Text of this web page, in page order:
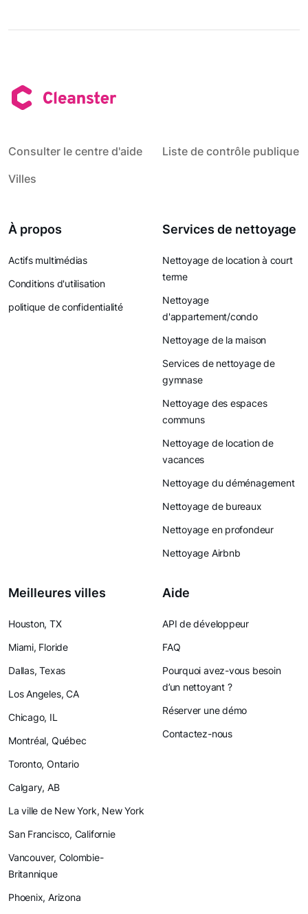
Consulter le centre d'aide
Liste de contrôle publique
Villes
À propos
Actifs multimédias
Conditions d'utilisation
politique de confidentialité
Services de nettoyage
Nettoyage de location à court
terme
Nettoyage
d'appartement/condo
Nettoyage de la maison
Services de nettoyage de
gymnase
Nettoyage des espaces
communs
Nettoyage de location de
vacances
Nettoyage du déménagement
Nettoyage de bureaux
Nettoyage en profondeur
Nettoyage Airbnb
Meilleures villes
Houston, TX
Miami, Floride
Dallas, Texas
Los Angeles, CA
Chicago, IL
Montréal, Québec
Toronto, Ontario
Calgary, AB
La ville de New York, New York
San Francisco, Californie
Vancouver, Colombie-
Britannique
Phoenix, Arizona
Aide
API de développeur
FAQ
Pourquoi avez-vous besoin
d’un nettoyant ?
Réserver une démo
Contactez-nous